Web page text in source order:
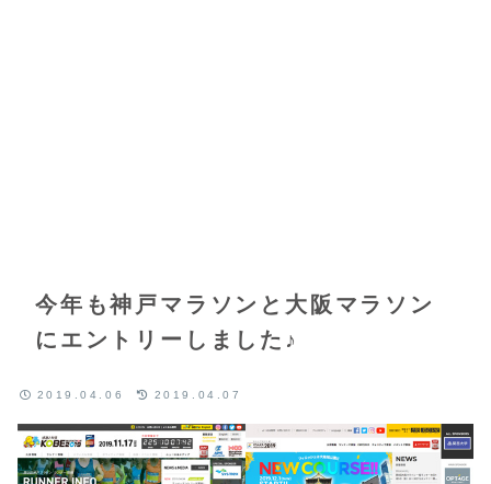
今年も神戸マラソンと大阪マラソン
にエントリーしました♪
2019.04.06 2019.04.07